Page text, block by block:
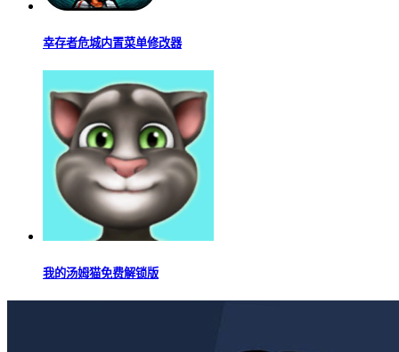
幸存者危城内置菜单修改器
我的汤姆猫免费解锁版